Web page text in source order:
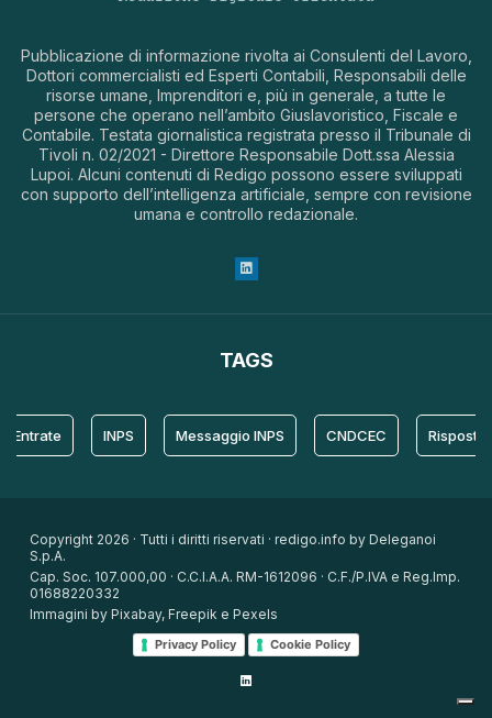
Pubblicazione di informazione rivolta ai Consulenti del Lavoro,
Dottori commercialisti ed Esperti Contabili, Responsabili delle
risorse umane, Imprenditori e, più in generale, a tutte le
persone che operano nell’ambito Giuslavoristico, Fiscale e
Contabile. Testata giornalistica registrata presso il Tribunale di
Tivoli n. 02/2021 - Direttore Responsabile Dott.ssa Alessia
Lupoi. Alcuni contenuti di Redigo possono essere sviluppati
con supporto dell’intelligenza artificiale, sempre con revisione
umana e controllo redazionale.
TAGS
INPS Messaggio INPS CNDCEC Risposta
Copyright 2026 · Tutti i diritti riservati · redigo.info by Deleganoi
S.p.A.
Cap. Soc. 107.000,00 · C.C.I.A.A. RM-1612096 · C.F./P.IVA e Reg.Imp.
01688220332
Immagini by Pixabay, Freepik e Pexels
Privacy Policy Cookie Policy